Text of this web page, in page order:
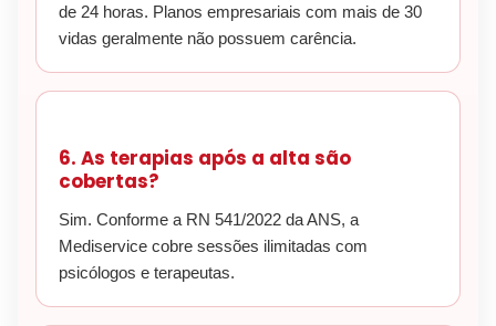
de 24 horas. Planos empresariais com mais de 30
vidas geralmente não possuem carência.
6. As terapias após a alta são
cobertas?
Sim. Conforme a RN 541/2022 da ANS, a
Mediservice cobre sessões ilimitadas com
psicólogos e terapeutas.